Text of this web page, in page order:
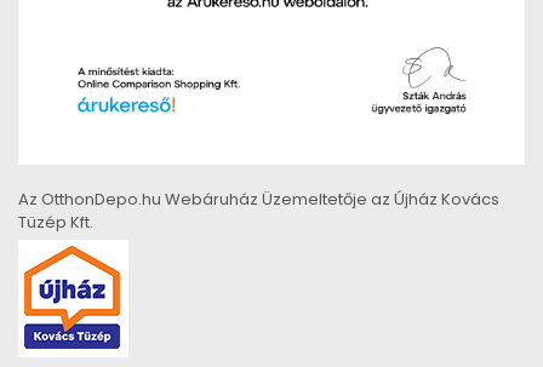
Az OtthonDepo.hu Webáruház Üzemeltetője az Újház Kovács
Tüzép Kft.